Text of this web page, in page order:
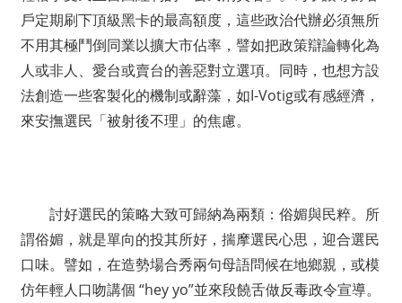
戶定期刷下頂級黑卡的最高額度，這些政治代辦必須無所
不用其極鬥倒同業以擴大市佔率，譬如把政策辯論轉化為
人或非人、愛台或賣台的善惡對立選項。同時，也想方設
法創造一些客製化的機制或辭藻，如I-Votig或有感經濟，
來安撫選民「被射後不理」的焦慮。
討好選民的策略大致可歸納為兩類：俗媚與民粹。所
謂俗媚，就是單向的投其所好，揣摩選民心思，迎合選民
口味。譬如，在造勢場合秀兩句母語問候在地鄉親，或模
仿年輕人口吻講個 “hey yo”並來段饒舌做反毒政令宣導。